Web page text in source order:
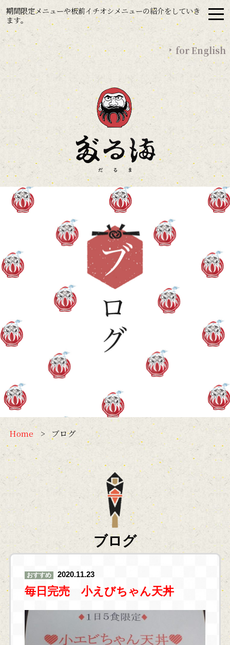
期間限定メニューや板前イチオシメニューの紹介をしていき
ます｡
for English
Home ブログ
ブログ
おすすめ 2020.11.23
毎日完売 小えびちゃん天丼